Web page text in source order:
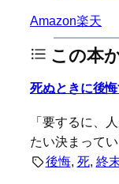
Amazon楽天
この本
死ぬときに後
「要するに、
たい決まって
後悔, 死, 終